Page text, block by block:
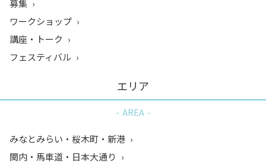
募集
ワークショップ
講座・トーク
フェスティバル
エリア
AREA
みなとみらい・桜木町・新港
関内・馬車道・日本大通り